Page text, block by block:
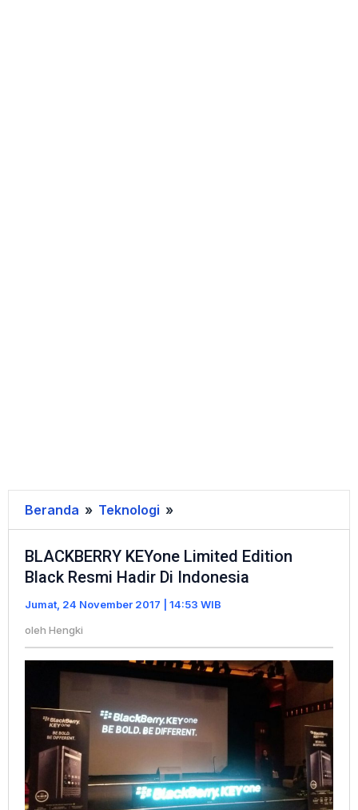
Beranda » Teknologi »
KEYone
Limited
Edition
Black
Hadir
Di
Indonesia
BLACKBERRY KEYone Limited Edition
Black Resmi Hadir Di Indonesia
Jumat, 24 November 2017 | 14:53 WIB
oleh Hengki